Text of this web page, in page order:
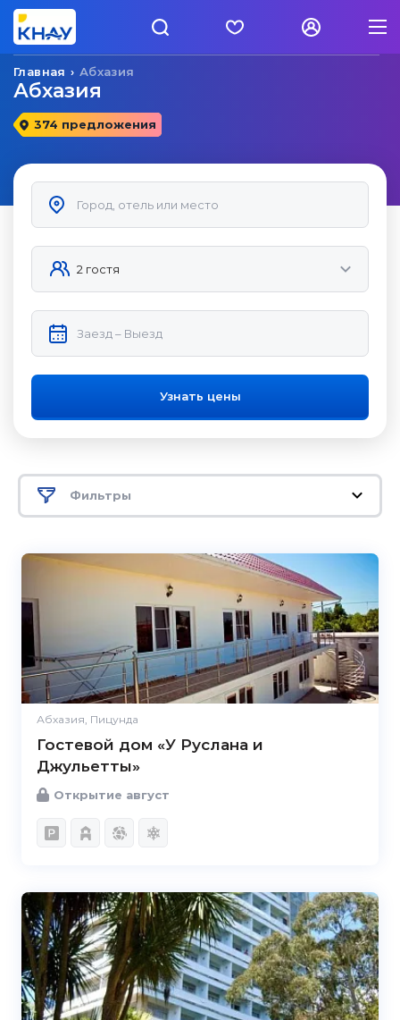
Абхазия
Главная
Абхазия
374 предложения
Узнать цены
Фильтры
Абхазия, Пицунда
Гостевой дом «У Руслана и
Джульетты»
Открытие август